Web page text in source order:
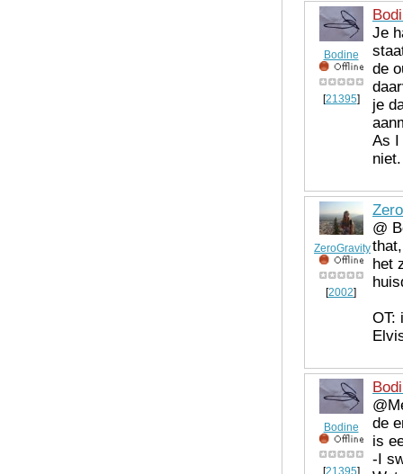
Bodine
[21395]
Je
de
je
As I
ZeroGravity
[2002]
@
het
OT:
Bodine
de
is
-I